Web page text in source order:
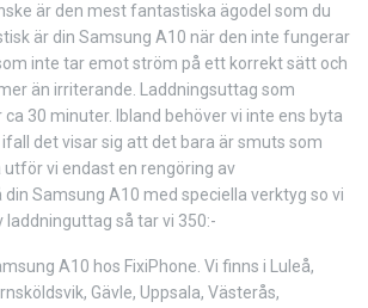
är den mest fantastiska ägodel som du
är din Samsung A10 när den inte fungerar
inte tar emot ström på ett korrekt sätt och
än irriterande. Laddningsuttag som
30 minuter. Ibland behöver vi inte ens byta
det visar sig att det bara är smuts som
vi endast en rengöring av
Samsung A10 med speciella verktyg so vi
laddninguttag så tar vi 350:-
A10 hos FixiPhone. Vi finns i Luleå,
Gävle, Uppsala, Västerås,